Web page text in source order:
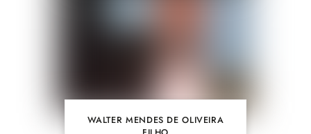
WALTER MENDES DE OLIVEIRA